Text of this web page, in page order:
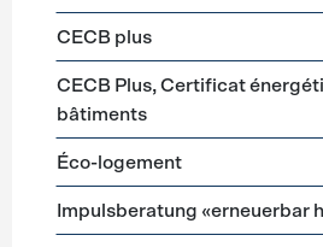
CECB plus
CECB Plus, Certificat
bâtiments
Éco-logement
Impulsberatung «erneuerbar